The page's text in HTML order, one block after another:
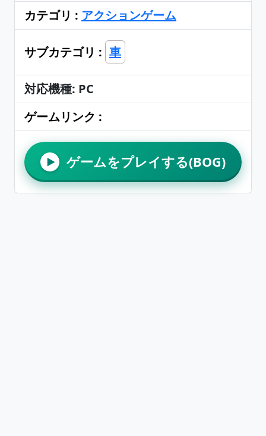
カテゴリ : アクションゲーム
サブカテゴリ : 車
対応機種: PC
ゲームリンク :
▶ ゲームをプレイする(BOG)